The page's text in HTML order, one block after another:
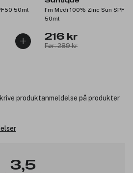
50ml
I'm Medi 100% Zinc Sun SPF50
50ml
216 kr
Før: 289 kr
produktanmeldelse på produkter
3,5